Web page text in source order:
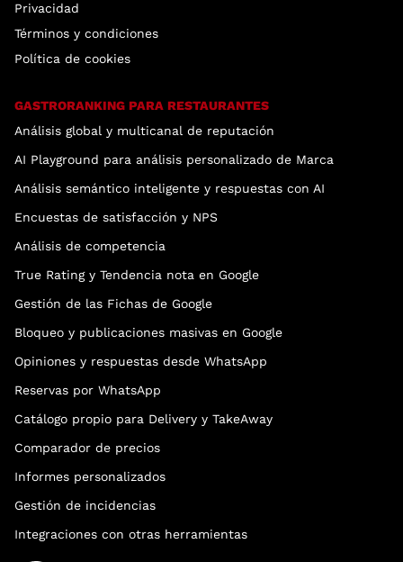
Privacidad
Términos y condiciones
Política de cookies
GASTRORANKING PARA RESTAURANTES
Análisis global y multicanal de reputación
AI Playground para análisis personalizado de Marca
Análisis semántico inteligente y respuestas con AI
Encuestas de satisfacción y NPS
Análisis de competencia
True Rating y Tendencia nota en Google
Gestión de las Fichas de Google
Bloqueo y publicaciones masivas en Google
Opiniones y respuestas desde WhatsApp
Reservas por WhatsApp
Catálogo propio para Delivery y TakeAway
Comparador de precios
Informes personalizados
Gestión de incidencias
Integraciones con otras herramientas